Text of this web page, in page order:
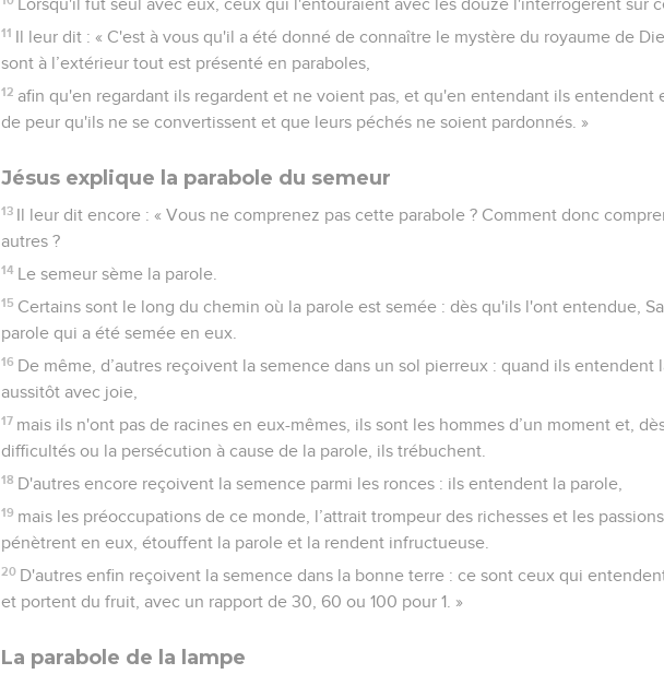
Lorsqu'il fut seul avec eux, ceux qui l'entouraient avec les douze l'interrogèrent sur
11 Il leur dit : « C'est à vous qu'il a été donné de connaître le mystère du royaume de
sont à l’extérieur tout est présenté en paraboles,
12 afin qu'en regardant ils regardent et ne voient pas, et qu'en entendant ils entendent
de peur qu'ils ne se convertissent et que leurs péchés ne soient pardonnés. »
Jésus explique la parabole du semeur
13 Il leur dit encore : « Vous ne comprenez pas cette parabole ? Comment donc
autres ?
14 Le semeur sème la parole.
15 Certains sont le long du chemin où la parole est semée : dès qu'ils l'ont entendue,
parole qui a été semée en eux.
16 De même, d’autres reçoivent la semence dans un sol pierreux : quand ils entendent
aussitôt avec joie,
17 mais ils n'ont pas de racines en eux-mêmes, ils sont les hommes d’un moment et,
difficultés ou la persécution à cause de la parole, ils trébuchent.
18 D'autres encore reçoivent la semence parmi les ronces : ils entendent la parole,
19 mais les préoccupations de ce monde, l’attrait trompeur des richesses et les
pénètrent en eux, étouffent la parole et la rendent infructueuse.
20 D'autres enfin reçoivent la semence dans la bonne terre : ce sont ceux qui
et portent du fruit, avec un rapport de 30, 60 ou 100 pour 1. »
La parabole de la lampe